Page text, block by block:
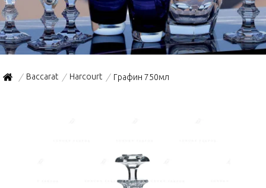
/ Baccarat / Harcourt / Графин 750мл